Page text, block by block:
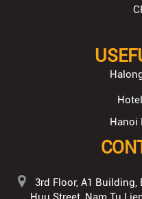
Hanoi
3rd Floor, A1 Building,